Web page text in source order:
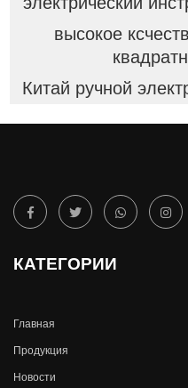
высокое
Китай ручной
КАТЕГОРИИ
Главная
Продукция
Новости